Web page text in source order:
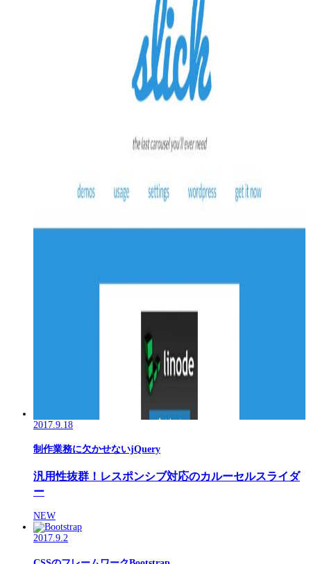
2017.9.18
制作業務に欠かせないjQuery
汎用性抜群！レスポンシブ対応のカルーセルスライダ
ー
NEW
2017.9.2